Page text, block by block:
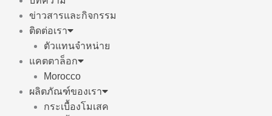
ข่าวสารและกิจกรรม
ติดต่อเรา
ตัวแทนจำหน่าย
แคตตาล็อก
Morocco
ผลิตภัณฑ์ของเรา
กระเบื้องโมเสค